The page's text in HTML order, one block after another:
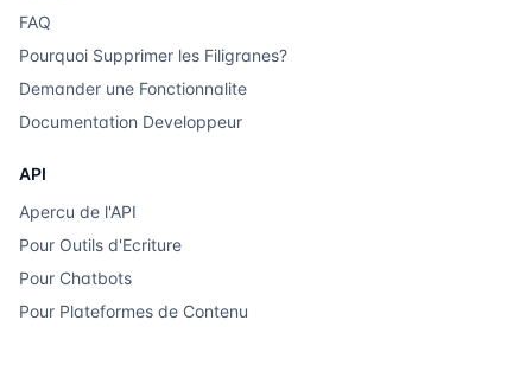
FAQ
Pourquoi Supprimer les Filigranes?
Demander une Fonctionnalite
Documentation Developpeur
API
Apercu de l'API
Pour Outils d'Ecriture
Pour Chatbots
Pour Plateformes de Contenu